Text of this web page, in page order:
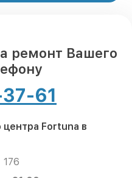
ремонт Вашего
61
Fortuna в
176